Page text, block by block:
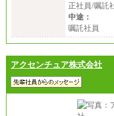
正社員/嘱託
中途：
嘱託社員
アクセンチュア株式会社